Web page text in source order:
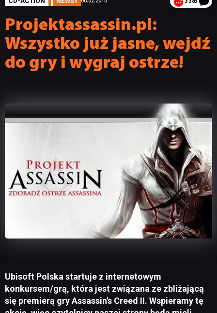
Projektassassin.pl:
Wszystko już jasne, wejdź
do gry i wygraj ostrze!
Ubisoft Polska startuje z internetowym
konkursem/grą, która jest związana ze zbliżającą
się premierą gry Assassin's Creed II. Wspieramy tę